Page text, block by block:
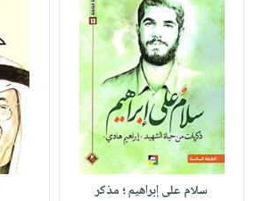
سلام على إبراهيم ؛ مذكر